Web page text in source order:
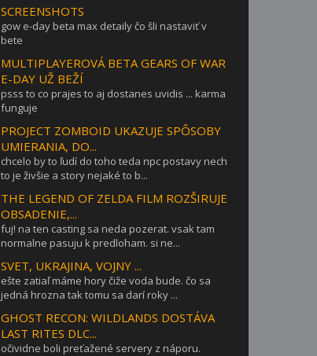
SCREENSHOTS
gow e-day beta max detaily čo šli nastaviť v
bete
MULTIPLAYEROVÁ BETA GEARS OF WAR
E-DAY UŽ BEŽÍ
psss to co prajes to aj dostanes uvidis ... karma
funguje
PROJECT ZOMBOID UKAZUJE SPÔSOBY
UMIERANIA, DO...
chcelo by to ľudí do toho teda npc postavy nech
to je živšie a story nejaké to b...
THE LEGEND OF ZELDA FILM ROZŠIRUJE
OBSADENIE,...
fuj! na ten casting sa neda pozerat. vsak tam
normalne pasuju k predloham. si ne...
SVET, UKRAJINA, VOJNY ...
ešte zatiaľ máme hory čiže voda bude. čo sa
jedná hrozna tak tomu sa darí roky ...
GHOST RECON: WILDLANDS DOSTÁVA
LAST RITES DLC...
očividne boli preťažené servery z náporu.